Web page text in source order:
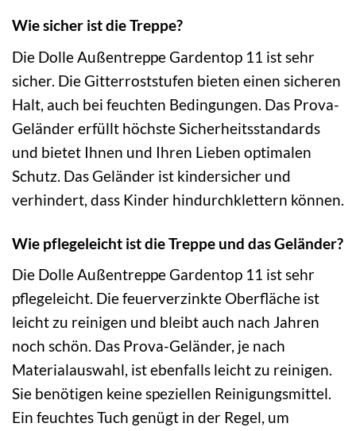
Wie sicher ist die Treppe?
Die Dolle Außentreppe Gardentop 11 ist sehr
sicher. Die Gitterroststufen bieten einen sicheren
Halt, auch bei feuchten Bedingungen. Das Prova-
Geländer erfüllt höchste Sicherheitsstandards
und bietet Ihnen und Ihren Lieben optimalen
Schutz. Das Geländer ist kindersicher und
verhindert, dass Kinder hindurchklettern können.
Wie pflegeleicht ist die Treppe und das Geländer?
Die Dolle Außentreppe Gardentop 11 ist sehr
pflegeleicht. Die feuerverzinkte Oberfläche ist
leicht zu reinigen und bleibt auch nach Jahren
noch schön. Das Prova-Geländer, je nach
Materialauswahl, ist ebenfalls leicht zu reinigen.
Sie benötigen keine speziellen Reinigungsmittel.
Ein feuchtes Tuch genügt in der Regel, um